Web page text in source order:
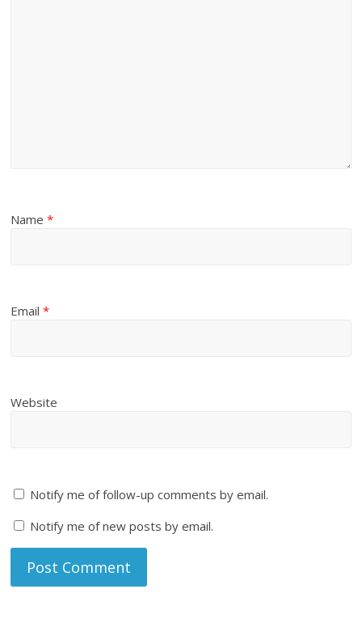
Name*
Email*
Website
Notify me of follow-up comments by email.
Notify me of new posts by email.